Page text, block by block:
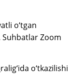
o‘tgan
Zoom
ralig‘ida o‘tkazilishi